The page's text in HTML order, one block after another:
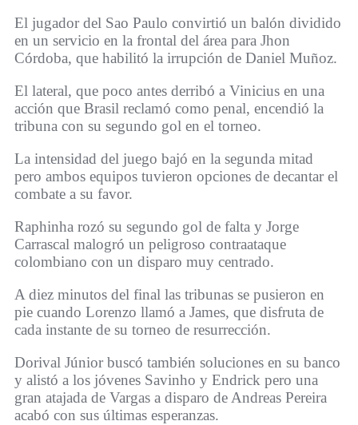
El jugador del Sao Paulo convirtió un balón dividido
en un servicio en la frontal del área para Jhon
Córdoba, que habilitó la irrupción de Daniel Muñoz.
El lateral, que poco antes derribó a Vinicius en una
acción que Brasil reclamó como penal, encendió la
tribuna con su segundo gol en el torneo.
La intensidad del juego bajó en la segunda mitad
pero ambos equipos tuvieron opciones de decantar el
combate a su favor.
Raphinha rozó su segundo gol de falta y Jorge
Carrascal malogró un peligroso contraataque
colombiano con un disparo muy centrado.
A diez minutos del final las tribunas se pusieron en
pie cuando Lorenzo llamó a James, que disfruta de
cada instante de su torneo de resurrección.
Dorival Júnior buscó también soluciones en su banco
y alistó a los jóvenes Savinho y Endrick pero una
gran atajada de Vargas a disparo de Andreas Pereira
acabó con sus últimas esperanzas.